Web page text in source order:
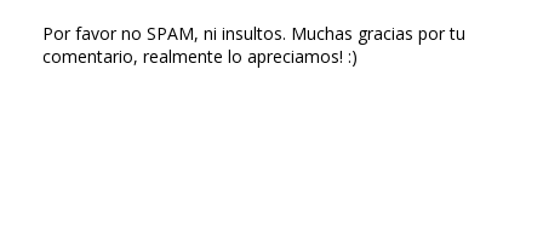
Por favor no SPAM, ni insultos. Muchas gracias por tu
comentario, realmente lo apreciamos! :)